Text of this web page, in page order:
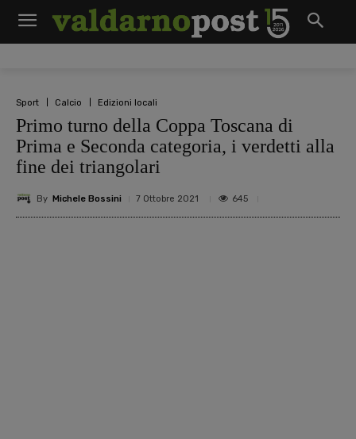
Sport Calcio Edizioni locali
Primo turno della Coppa Toscana di
Prima e Seconda categoria, i verdetti alla
fine dei triangolari
By Michele Bossini 7 Ottobre 2021 645